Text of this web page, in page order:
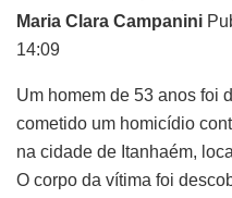
Maria Clara Campanini
14:09
Um homem de 53 anos foi
cometido um homicídio
na cidade de Itanhaém,
O corpo da vítima foi